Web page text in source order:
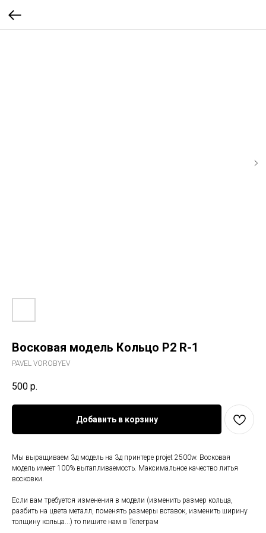
Восковая модель Кольцо P2 R-1
PAVEL VOROBYEV
500 р.
Добавить в корзину
Мы выращиваем 3д модель на 3д принтере projet 2500w. Восковая
модель имеет 100% вытапливаемость. Максимальное качество литья
восковки.
Если вам требуется изменения в модели (изменить размер кольца,
разбить на цвета металл, поменять размеры вставок, изменить ширину
толщину кольца...) то пишите нам в Телеграм